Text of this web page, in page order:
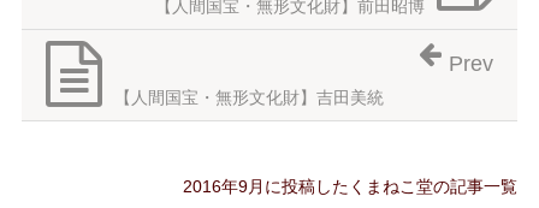
【人間国宝・無形文化財】前田昭博
【人間国宝・無形文化財】吉田美統
Prev
2016年9月に投稿したくまねこ堂の記事一覧